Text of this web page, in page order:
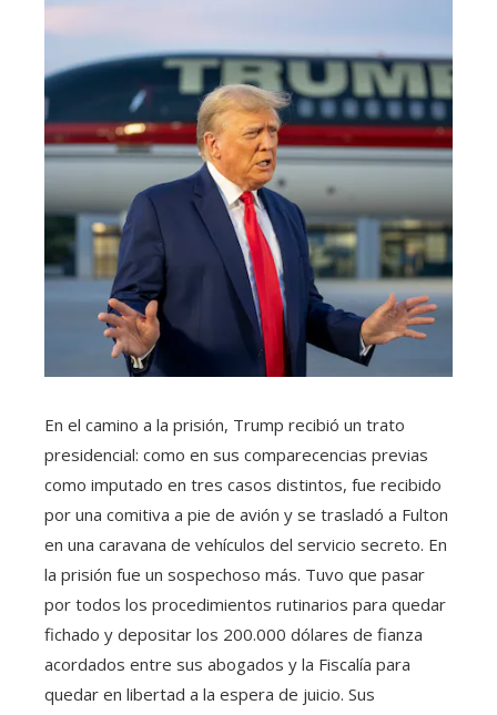
En el camino a la prisión, Trump recibió un trato
presidencial: como en sus comparecencias previas
como imputado en tres casos distintos, fue recibido
por una comitiva a pie de avión y se trasladó a Fulton
en una caravana de vehículos del servicio secreto. En
la prisión fue un sospechoso más. Tuvo que pasar
por todos los procedimientos rutinarios para quedar
fichado y depositar los 200.000 dólares de fianza
acordados entre sus abogados y la Fiscalía para
quedar en libertad a la espera de juicio. Sus